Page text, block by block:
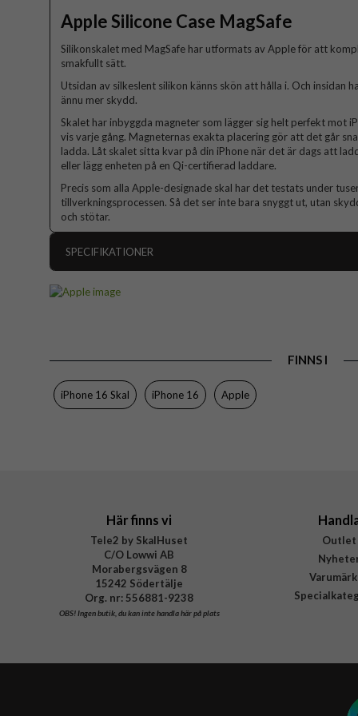
Apple Silicone Case MagSafe
Silikonskalet med MagSafe har utformats av Apple för att
smakfullt sätt.
Utsidan av silkeslent silikon känns skön att hålla i. Och insidan
ännu mer skydd.
Skalet har inbyggda magneter som lägger sig helt perfekt mot
vis varje gång. Magneternas exakta placering gör att det går
ladda. Låt skalet sitta kvar på din iPhone när det är dags att
eller lägg enheten på en Qi-certifierad laddare.
Precis som alla Apple-designade skal har det testats under
tillverkningsprocessen. Så det ser inte bara snyggt ut, utan
och stötar.
SPECIFIKATIONER
Egenskaper
Färg
Material
FINNS I
iPhone 16 Skal iPhone 16 Apple
Här finns vi
Tele2 by SkalHuset
C/O Lowwi AB
Morabergsvägen 8
15242 Södertälje
Org. nr: 556881-9238
OBS!Ingen butik, du kan inte handla här på plats
Outlet